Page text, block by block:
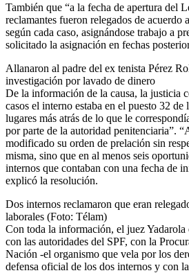
También que “a la fecha de apertura del
reclamantes fueron relegados de acuerdo
según cada caso, asignándose trabajo a
solicitado la asignación en fechas
Allanaron al padre del ex tenista Pérez
investigación por lavado de dinero
De la información de la causa, la justicia
casos el interno estaba en el puesto 32 de
lugares más atrás de lo que le
por parte de la autoridad penitenciaria”.
modificado su orden de prelación sin
misma, sino que en al menos seis
internos que contaban con una fecha de
explicó la resolución.
Dos internos reclamaron que eran
laborales (Foto: Télam)
Con toda la información, el juez Yadarola
con las autoridades del SPF, con la
Nación -el organismo que vela por los
defensa oficial de los dos internos y con